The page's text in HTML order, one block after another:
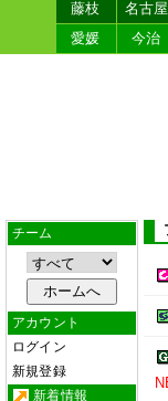
藤枝
名古屋
愛媛
今治
チーム
アカウント
ログイン
新規登録
新着情報